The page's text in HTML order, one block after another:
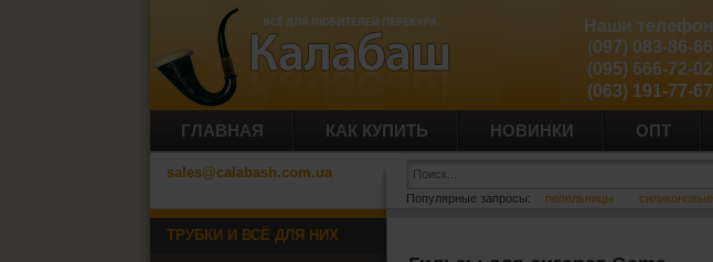
Наши
(097) 083-86-66
(095) 666-72-02
(063) 191-77-67
ГЛАВНАЯ КАК КУПИТЬ НОВИНКИ ОПТ
sales@calabash.com.ua
Популярные запросы: пепельницы
ТРУБКИ И ВСЁ ДЛЯ НИХ